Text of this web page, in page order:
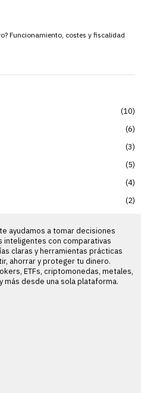
Funcionamiento, costes y fiscalidad
10
6
3
5
4
2
ayudamos a tomar decisiones
inteligentes con comparativas
claras y herramientas prácticas
ahorrar y proteger tu dinero.
ETFs, criptomonedas, metales,
más desde una sola plataforma.